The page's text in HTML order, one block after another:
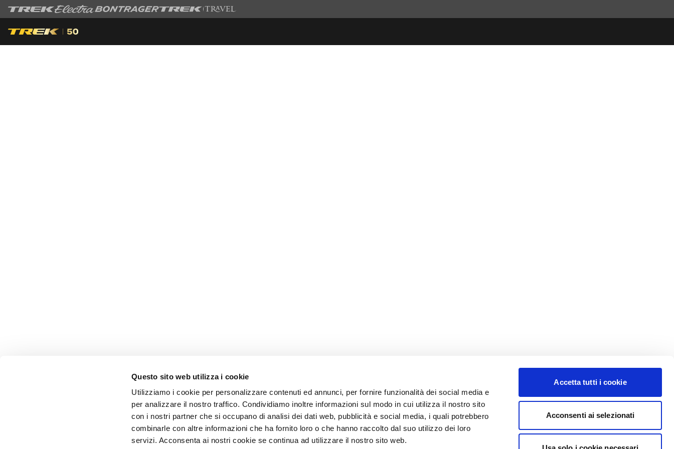
Questo sito web utilizza i cookie
Utilizziamo i cookie per personalizzare contenuti ed annunci, per fornire funzionalità dei social media e
per analizzare il nostro traffico. Condividiamo inoltre informazioni sul modo in cui utilizza il nostro sito
con i nostri partner che si occupano di analisi dei dati web, pubblicità e social media, i quali potrebbero
combinarle con altre informazioni che ha fornito loro o che hanno raccolto dal suo utilizzo dei loro
servizi. Acconsenta ai nostri cookie se continua ad utilizzare il nostro sito web.
Accetta tutti i cookie
Acconsenti ai selezionati